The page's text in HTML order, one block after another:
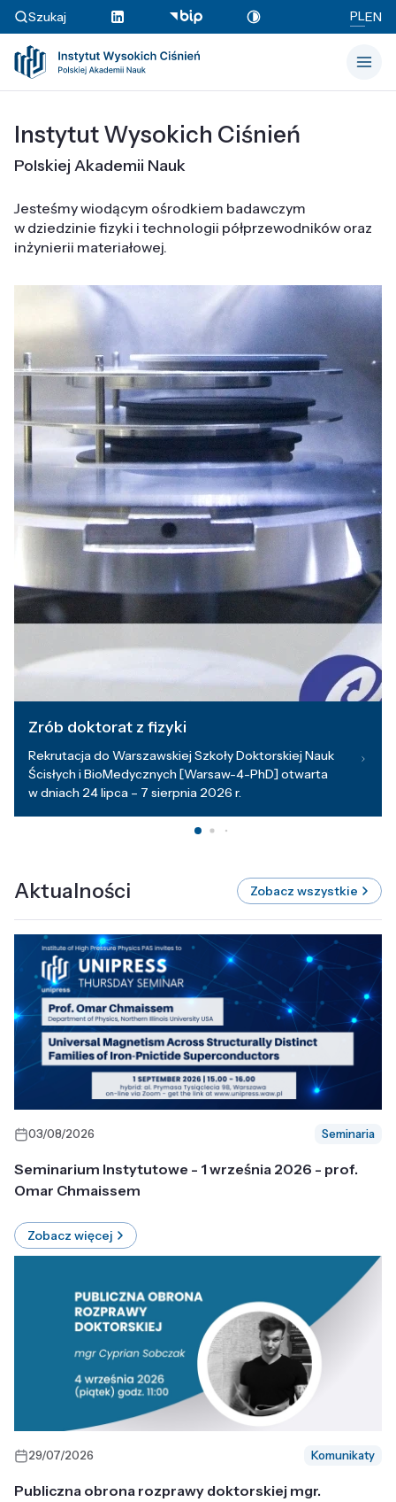
Szukaj PLEN
Instytut Wysokich Ciśnień
Polskiej Akademii Nauk
Jesteśmy wiodącym ośrodkiem badawczym
w dziedzinie fizyki i technologii półprzewodników oraz
inżynierii materiałowej.
Zrób doktorat z fizyki
Rekrutacja do Warszawskiej Szkoły Doktorskiej Nauk
Ścisłych i BioMedycznych [Warsaw-4-PhD] otwarta
w dniach 24 lipca – 7 sierpnia 2026 r.
Aktualności Zobacz wszystkie
03/08/2026 Seminaria
Seminarium Instytutowe - 1 września 2026 - prof.
Omar Chmaissem
Zobacz więcej
29/07/2026 Komunikaty
Publiczna obrona rozprawy doktorskiej mgr.